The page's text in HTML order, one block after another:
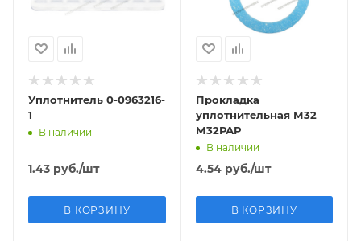
Уплотнитель 0-0963216-
1
В наличии
1.43 руб./шт
В КОРЗИНУ
Прокладка
уплотнительная М32
М32РАР
В наличии
4.54руб./шт
В КОРЗИНУ